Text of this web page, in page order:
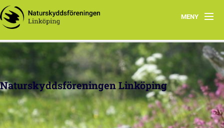
MENY
Hem
Arbetsgrupper
Politisk påverkan
Kretstidningen
Naturskyddsföreningen Linköping